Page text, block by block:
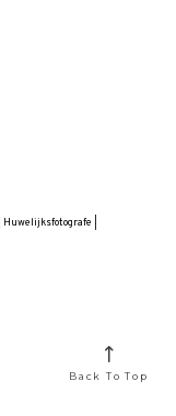
|
Back To Top